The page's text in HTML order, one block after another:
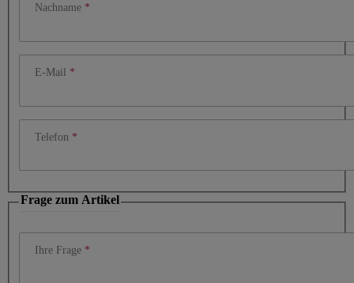
Nachname
E-Mail
Telefon
Frage zum Artikel
Ihre Frage